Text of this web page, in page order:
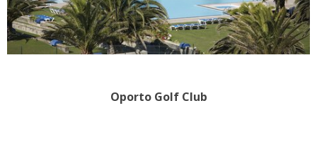
Oporto Golf Club